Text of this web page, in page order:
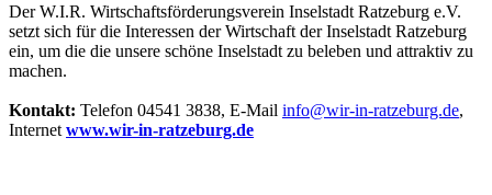
Der W.I.R. Wirtschaftsförderungsverein Inselstadt Ratzeburg e.V.
setzt sich für die Interessen der Wirtschaft der Inselstadt Ratzeburg
ein, um die die unsere schöne Inselstadt zu beleben und attraktiv zu
machen.
Kontakt: Telefon 04541 3838, E-Mail info@wir-in-ratzeburg.de,
Internet www.wir-in-ratzeburg.de